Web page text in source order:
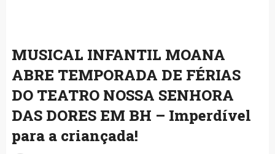
MUSICAL INFANTIL MOANA
ABRE TEMPORADA DE FÉRIAS
DO TEATRO NOSSA SENHORA
DAS DORES EM BH – Imperdível
para a criançada!